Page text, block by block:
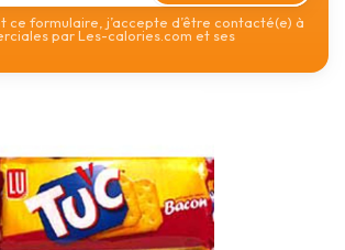
ce formulaire, j’accepte d’être contacté(e) à
par Les-calories.com et ses